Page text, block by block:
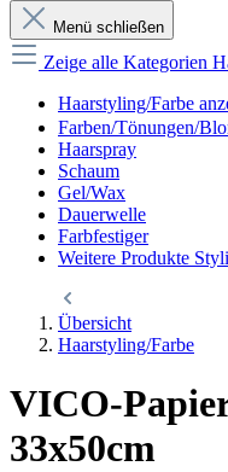
Menü schließen
Zeige alle Kategorien
Haarstyling/Farbe
Farben/Tönungen/
Haarspray
Schaum
Gel/Wax
Dauerwelle
Farbfestiger
Weitere Produkte
Übersicht
Haarstyling/Farbe
VICO-
33x50cm